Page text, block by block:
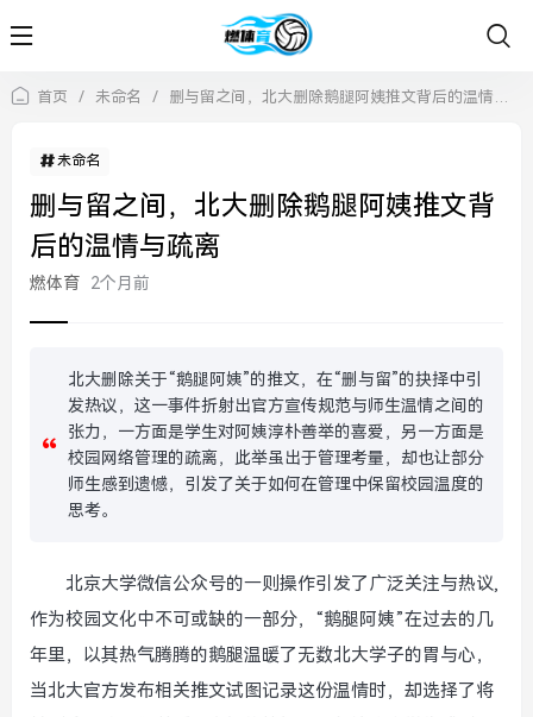
首页 / 未命名 / 删与留之间，北大删除鹅腿阿姨推文背后的温情与疏离
未命名
删与留之间，北大删除鹅腿阿姨推文背
后的温情与疏离
燃体育 2个月前
北大删除关于“鹅腿阿姨”的推文，在“删与留”的抉择中引
发热议，这一事件折射出官方宣传规范与师生温情之间的
张力，一方面是学生对阿姨淳朴善举的喜爱，另一方面是
校园网络管理的疏离，此举虽出于管理考量，却也让部分
师生感到遗憾，引发了关于如何在管理中保留校园温度的
思考。
北京大学微信公众号的一则操作引发了广泛关注与热议,
作为校园文化中不可或缺的一部分，“鹅腿阿姨”在过去的几
年里，以其热气腾腾的鹅腿温暖了无数北大学子的胃与心，
当北大官方发布相关推文试图记录这份温情时，却选择了将